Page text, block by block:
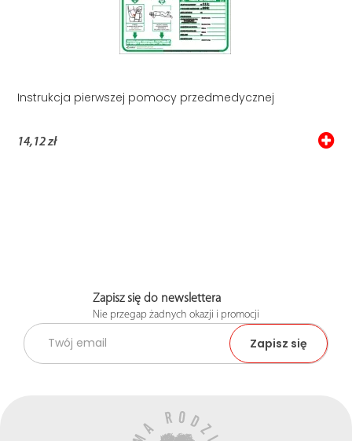
Instrukcja pierwszej pomocy przedmedycznej
14,12 zł
Zapisz się do newslettera
Nie przegap żadnych okazji i promocji